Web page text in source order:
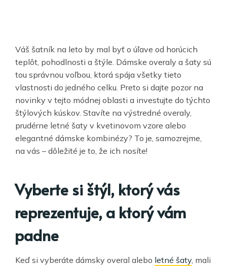
Váš šatník na leto by mal byť o úľave od horúcich
teplôt, pohodlnosti a štýle. Dámske overaly a šaty sú
tou správnou voľbou, ktorá spája všetky tieto
vlastnosti do jedného celku. Preto si dajte pozor na
novinky v tejto módnej oblasti a investujte do týchto
štýlových kúskov. Stavíte na výstredné overaly,
prudérne letné šaty v kvetinovom vzore alebo
elegantné dámske kombinézy? To je, samozrejme,
na vás – dôležité je to, že ich nosíte!
Vyberte si štýl, ktorý vás
reprezentuje, a ktorý vám
padne
Keď si vyberáte dámsky overal alebo letné šaty, mali